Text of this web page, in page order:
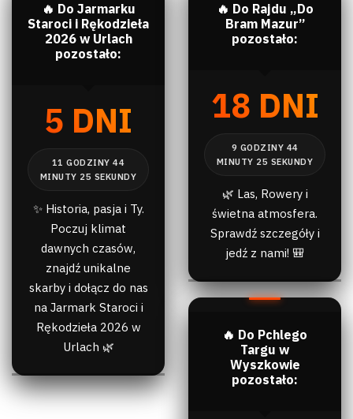
🔥 Do Jarmarku
Staroci i Rękodzieła
2026 w Urlach
pozostało:
5 DNI
✨ Historia, pasja i Ty.
Poczuj klimat
dawnych czasów,
znajdź unikalne
skarby i dołącz do nas
na Jarmark Staroci i
Rękodzieła 2026 w
Urlach 🌿
🔥 Do Rajdu „Do
Bram Mazur”
pozostało:
18 DNI
🌿 Las, Rowery i
świetna atmosfera.
Sprawdź szczegóły i
jedź z nami! 🎒
🔥 Do Pchlego
Targu w
Wyszkowie
pozostało: